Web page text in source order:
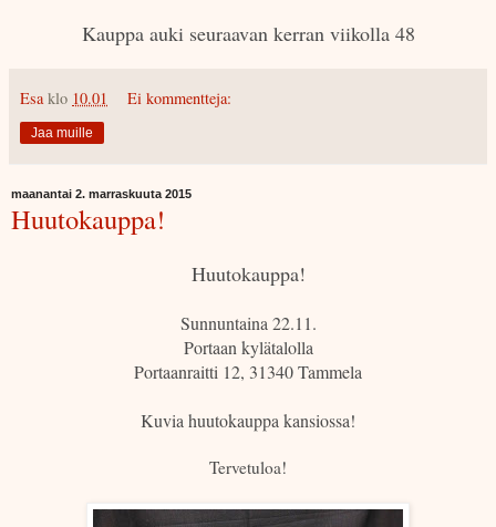
Kauppa auki seuraavan kerran viikolla 48
Esa klo 10.01 Ei kommentteja:
Jaa muille
maanantai 2. marraskuuta 2015
Huutokauppa!
Huutokauppa!
Sunnuntaina 22.11.
Portaan kylätalolla
Portaanraitti 12, 31340 Tammela
Kuvia huutokauppa kansiossa!
Tervetuloa!